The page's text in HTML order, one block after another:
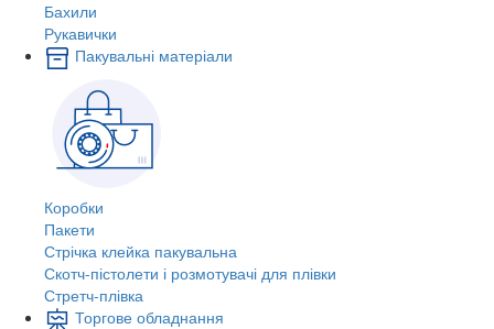
Бахили
Рукавички
Пакувальні матеріали
Коробки
Пакети
Стрічка клейка пакувальна
Скотч-пістолети і розмотувачі для плівки
Стретч-плівка
Торгове обладнання